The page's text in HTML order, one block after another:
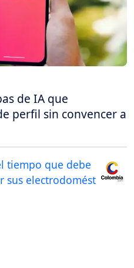
de IA que
perfil sin convencer a